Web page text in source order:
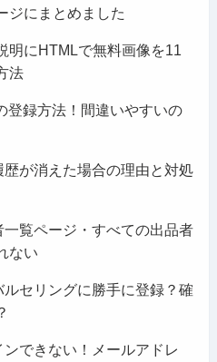
ジにまとめました
明にHTMLで無料画像を11
法
登録方法！間違いやすいの
が消えた場合の理由と対処
覧ページ・すべての出品者
ない
セリングに勝手に登録？確
できない！メールアドレ